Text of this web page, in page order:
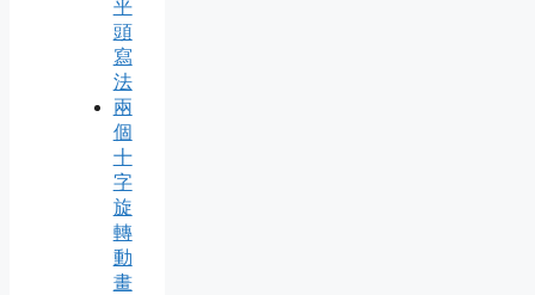
平
頭
寫
法
兩
個
十
字
旋
轉
動
畫